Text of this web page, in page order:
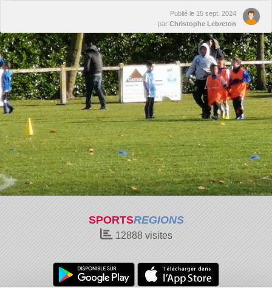
Publié le 15 sept. 2024
par Christophe Lebreton
SPORTSREGIONS
12888visites